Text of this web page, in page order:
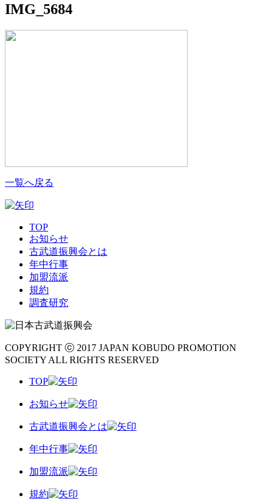
IMG_5684
一覧へ戻る
TOP
お知らせ
古武道振興会とは
年中行事
加盟流派
規約
調査研究
COPYRIGHT ⓒ 2017 JAPAN KOBUDO PROMOTION
SOCIETY ALL RIGHTS RESERVED
TOP
お知らせ
古武道振興会とは
年中行事
加盟流派
規約